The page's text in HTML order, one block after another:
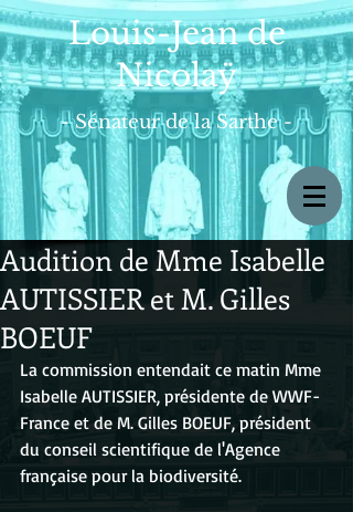
Louis-Jean de
Nicolaÿ
- Sénateur de la Sarthe -
Audition de Mme Isabelle
AUTISSIER et M. Gilles
BOEUF
La commission entendait ce matin Mme
Isabelle AUTISSIER, présidente de WWF-
France et de M. Gilles BOEUF, président
du conseil scientifique de l'Agence
française pour la biodiversité.